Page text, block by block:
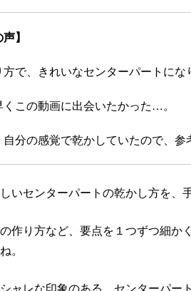
】
方で、きれいなセンターパートに
くこの動画に出会いたかった…。
自分の感覚で乾かしていたので、参
いセンターパートの乾かし方を、
作り方など、要点を１つずつ細
。